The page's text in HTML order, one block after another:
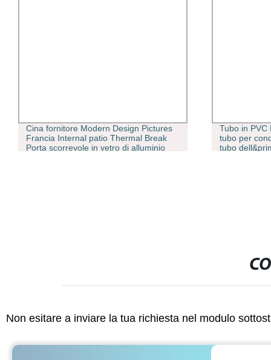
Cina fornitore Modern Design Pictures
Francia Internal patio Thermal Break
Porta scorrevole in vetro di alluminio
Tubo in PVC
tubo per
tubo
Non esitare a inviare la tua richiesta nel modulo